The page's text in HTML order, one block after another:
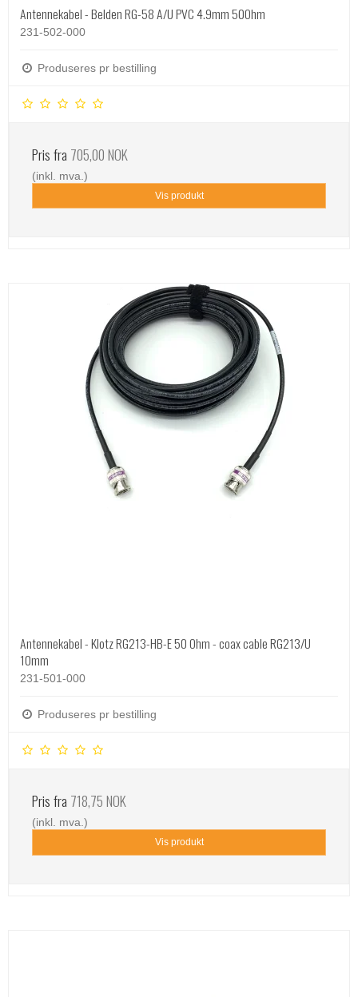
Antennekabel - Belden RG-58 A/U PVC 4.9mm 50Ohm
231-502-000
Produseres pr bestilling
Pris fra 705,00 NOK
(inkl. mva.)
Vis produkt
Antennekabel - Klotz RG213-HB-E 50 Ohm - coax cable RG213/U
10mm
231-501-000
Produseres pr bestilling
Pris fra 718,75 NOK
(inkl. mva.)
Vis produkt